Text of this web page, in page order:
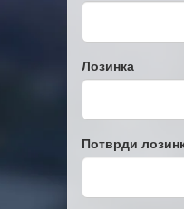
Лозинка
Потврди